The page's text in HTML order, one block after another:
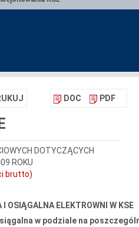
DOC PDF
DOTYCZĄCYCH
ROKU
brutto)
OSIĄGALNA ELEKTROWNI W KSE
w podziale na